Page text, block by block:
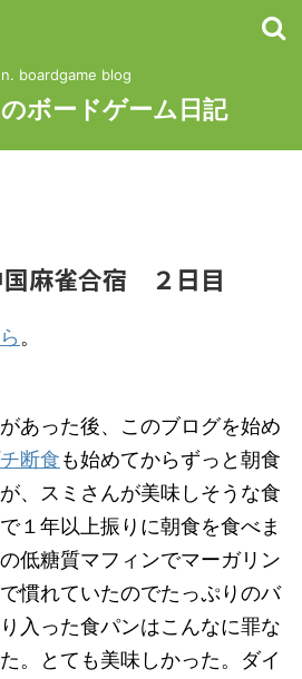
boardgame blog
ボードゲーム日記
麻雀合宿 ２日目
。
あった後、このブログを始め
断食も始めてからずっと朝食
、スミさんが美味しそうな食
１年以上振りに朝食を食べま
低糖質マフィンでマーガリン
慣れていたのでたっぷりのバ
入った食パンはこんなに罪な
。とても美味しかった。ダイ